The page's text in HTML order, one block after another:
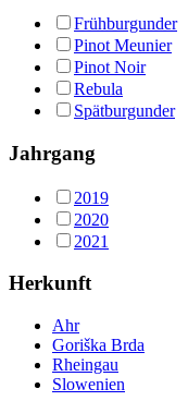
Frühburgunder
Pinot Meunier
Pinot Noir
Rebula
Spätburgunder
Jahrgang
2019
2020
2021
Herkunft
Ahr
Goriška Brda
Rheingau
Slowenien